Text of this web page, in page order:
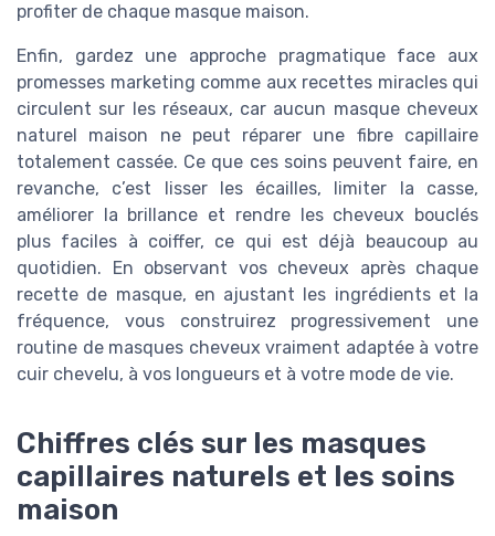
profiter de chaque masque maison.
Enfin, gardez une approche pragmatique face aux
promesses marketing comme aux recettes miracles qui
circulent sur les réseaux, car aucun masque cheveux
naturel maison ne peut réparer une fibre capillaire
totalement cassée. Ce que ces soins peuvent faire, en
revanche, c’est lisser les écailles, limiter la casse,
améliorer la brillance et rendre les cheveux bouclés
plus faciles à coiffer, ce qui est déjà beaucoup au
quotidien. En observant vos cheveux après chaque
recette de masque, en ajustant les ingrédients et la
fréquence, vous construirez progressivement une
routine de masques cheveux vraiment adaptée à votre
cuir chevelu, à vos longueurs et à votre mode de vie.
Chiffres clés sur les masques
capillaires naturels et les soins
maison